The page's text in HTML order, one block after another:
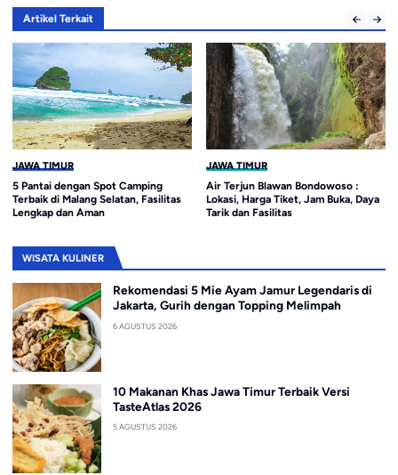
Artikel Terkait
JAWA TIMUR
Air Terjun Blawan Bondowoso :
Lokasi, Harga Tiket, Jam Buka, Daya
Tarik dan Fasilitas
JAWA TIMUR
14 Pantai di Surabaya dan Sekitarnya
yang Cocok untuk Liburan Keluarga
WISATA KULINER
Rekomendasi 5 Mie Ayam Jamur Legendaris di
Jakarta, Gurih dengan Topping Melimpah
6 AGUSTUS 2026
10 Makanan Khas Jawa Timur Terbaik Versi
TasteAtlas 2026
5 AGUSTUS 2026